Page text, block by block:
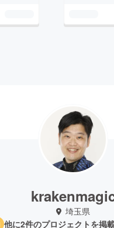
埼玉県
他に2件のプロジェクトを掲